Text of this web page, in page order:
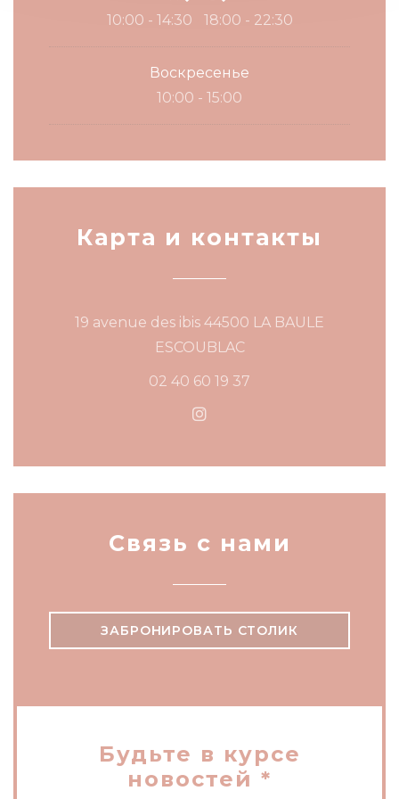
10:00 - 14:30
18:00 - 22:30
Воскресенье
10:00 - 15:00
Карта и контакты
19 avenue des ibis 44500 LA BAULE
ESCOUBLAC((открывается в
02 40 60 19 37
Instagram
Связь с нами
ЗАБРОНИРОВАТЬ СТОЛИК
Будьте в курсе
новостей *